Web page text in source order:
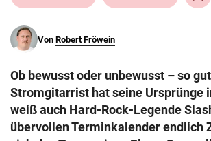
search
eingeben
Von Robert Fröwein
Ob bewusst oder unbewusst – so
Stromgitarrist hat seine Ursprünge
weiß auch Hard-Rock-Legende
übervollen Terminkalender endlich